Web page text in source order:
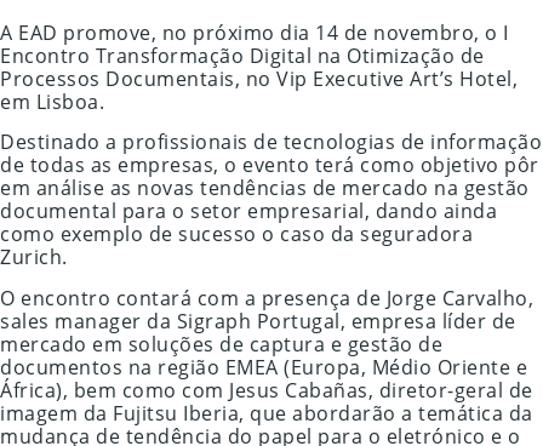
A EAD promove, no próximo dia 14 de novembro, o I
Encontro Transformação Digital na Otimização de
Processos Documentais, no Vip Executive Art’s Hotel,
em Lisboa.
Destinado a profissionais de tecnologias de informação
de todas as empresas, o evento terá como objetivo pôr
em análise as novas tendências de mercado na gestão
documental para o setor empresarial, dando ainda
como exemplo de sucesso o caso da seguradora
Zurich.
O encontro contará com a presença de Jorge Carvalho,
sales manager da Sigraph Portugal, empresa líder de
mercado em soluções de captura e gestão de
documentos na região EMEA (Europa, Médio Oriente e
África), bem como com Jesus Cabañas, diretor-geral de
imagem da Fujitsu Iberia, que abordarão a temática da
mudança de tendência do papel para o eletrónico e o